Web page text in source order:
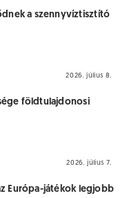
a szennyvíztisztító
2026. július 8.
földtulajdonosi
2026. július 7.
Európa-játékok legjobb